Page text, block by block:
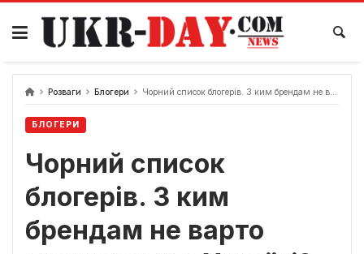
Перейти
вмісту
Розваги Блогери Чорний список блогерів. З ким брендам не варто працювати в Україні?
БЛОГЕРИ
Чорний список
блогерів. З ким
брендам не варто